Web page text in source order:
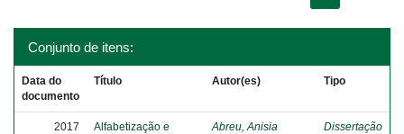
Conjunto de itens:
Data do
documento
Título Autor(es) Tipo
2017
Alfabetização e
Abreu, Anisia
Dissertação